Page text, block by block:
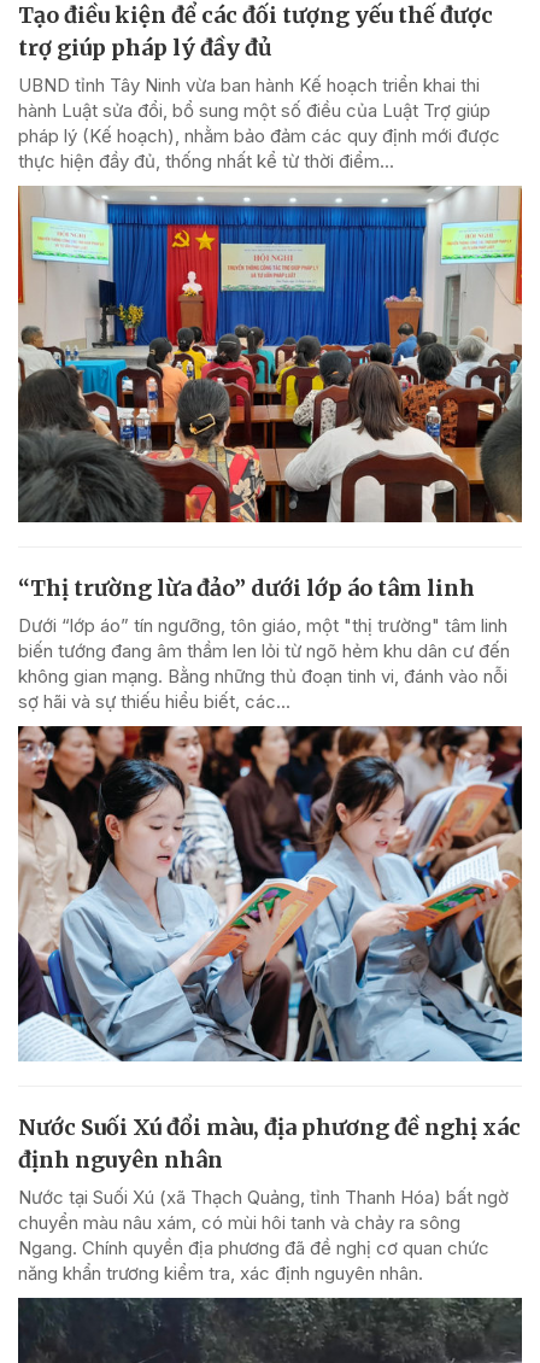
Tạo điều kiện để các đối tượng yếu thế được
trợ giúp pháp lý đầy đủ
UBND tỉnh Tây Ninh vừa ban hành Kế hoạch triển khai thi
hành Luật sửa đổi, bổ sung một số điều của Luật Trợ giúp
pháp lý (Kế hoạch), nhằm bảo đảm các quy định mới được
thực hiện đầy đủ, thống nhất kể từ thời điểm...
“Thị trường lừa đảo” dưới lớp áo tâm linh
Dưới “lớp áo” tín ngưỡng, tôn giáo, một "thị trường" tâm linh
biến tướng đang âm thầm len lỏi từ ngõ hẻm khu dân cư đến
không gian mạng. Bằng những thủ đoạn tinh vi, đánh vào nỗi
sợ hãi và sự thiếu hiểu biết, các...
Nước Suối Xú đổi màu, địa phương đề nghị xác
định nguyên nhân
Nước tại Suối Xú (xã Thạch Quảng, tỉnh Thanh Hóa) bất ngờ
chuyển màu nâu xám, có mùi hôi tanh và chảy ra sông
Ngang. Chính quyền địa phương đã đề nghị cơ quan chức
năng khẩn trương kiểm tra, xác định nguyên nhân.